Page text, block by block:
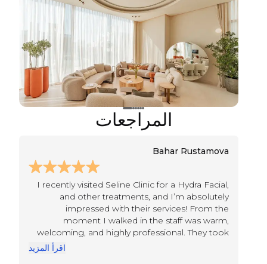
المراجعات
Bahar Rustamova
I recently visited Seline Clinic for a Hydra Facial,
and other treatments, and I’m absolutely
impressed with their services! From the
moment I walked in the staff was warm,
welcoming, and highly professional. They took
the time to explain the procedure in detail,
ensuring I felt comfortable. Doctor Olga and
اقرأ المزيد